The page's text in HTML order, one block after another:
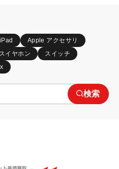
iPad
Apple アクセサリ
イヤホン
スイッチ
検索